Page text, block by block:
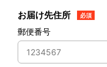
お届け先住所 必須
郵便番号